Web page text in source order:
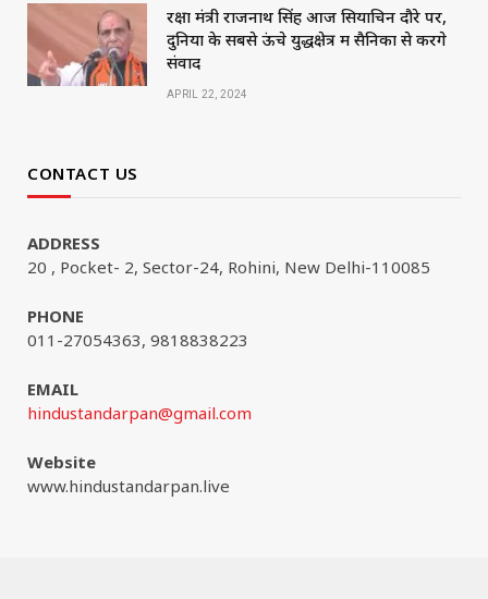
रक्षा मंत्री राजनाथ सिंह आज सियाचिन दौरे पर,
दुनिया के सबसे ऊंचे युद्धक्षेत्र में सैनिकों से करेंगे
संवाद
APRIL 22, 2024
CONTACT US
ADDRESS
20 , Pocket- 2, Sector-24, Rohini, New Delhi-110085
PHONE
011-27054363, 9818838223
EMAIL
hindustandarpan@gmail.com
Website
www.hindustandarpan.live